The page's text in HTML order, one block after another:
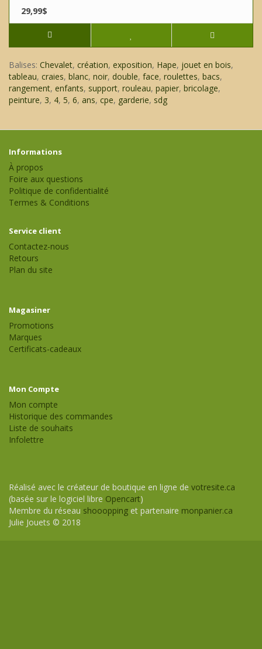
29,99$
Balises: Chevalet, création, exposition, Hape, jouet en bois,
tableau, craies, blanc, noir, double, face, roulettes, bacs,
rangement, enfants, support, rouleau, papier, bricolage,
peinture, 3, 4, 5, 6, ans, cpe, garderie, sdg
Informations
À propos
Foire aux questions
Politique de confidentialité
Termes & Conditions
Service client
Contactez-nous
Retours
Plan du site
Magasiner
Promotions
Marques
Certificats-cadeaux
Mon Compte
Mon compte
Historique des commandes
Liste de souhaits
Infolettre
Réalisé avec le créateur de boutique en ligne de votresite.ca
(basée sur le logiciel libre Opencart)
Membre du réseau shooopping et partenaire monpanier.ca
Julie Jouets © 2018